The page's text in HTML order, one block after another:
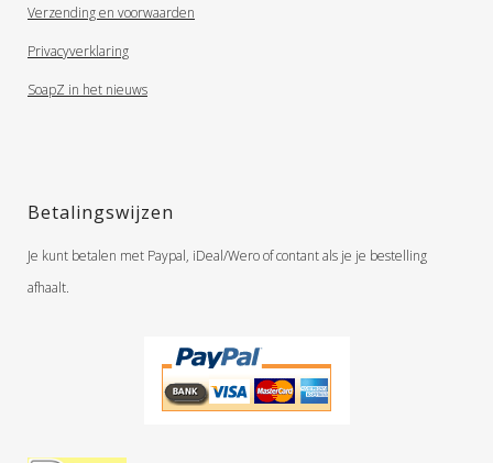
Verzending en voorwaarden
Privacyverklaring
SoapZ in het nieuws
Betalingswijzen
Je kunt betalen met Paypal, iDeal/Wero of contant als je je bestelling
afhaalt.